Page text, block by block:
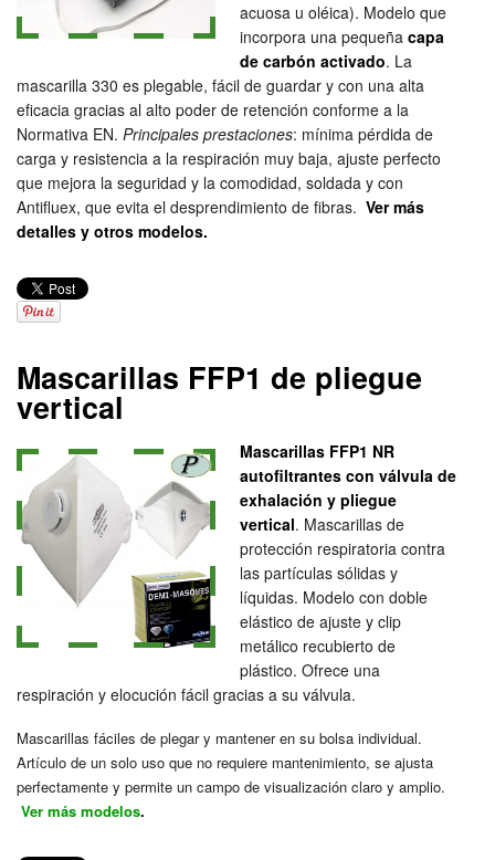
acuosa u oléica). Modelo que
incorpora una pequeña capa
de carbón activado. La
mascarilla 330 es plegable, fácil de guardar y con una alta
eficacia gracias al alto poder de retención conforme a la
Normativa EN. Principales prestaciones: mínima pérdida de
carga y resistencia a la respiración muy baja, ajuste perfecto
que mejora la seguridad y la comodidad, soldada y con
Antifluex, que evita el desprendimiento de fibras. Ver más
detalles y otros modelos.
Mascarillas FFP1 de pliegue
vertical
Mascarillas FFP1 NR
autofiltrantes con válvula de
exhalación y pliegue
vertical. Mascarillas de
protección respiratoria contra
las partículas sólidas y
líquidas. Modelo con doble
elástico de ajuste y clip
metálico recubierto de
plástico. Ofrece una
respiración y elocución fácil gracias a su válvula.
Mascarillas fáciles de plegar y mantener en su bolsa individual.
Artículo de un solo uso que no requiere mantenimiento, se ajusta
perfectamente y permite un campo de visualización claro y amplio.
Ver más modelos.